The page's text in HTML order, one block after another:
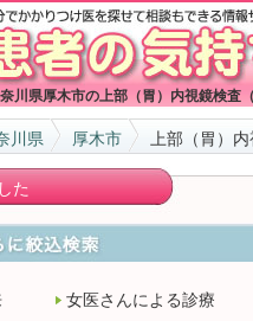
川県厚木市の上部（胃）内視鏡検査
川県 厚木市 上部（胃）
た
女医さんによる診療